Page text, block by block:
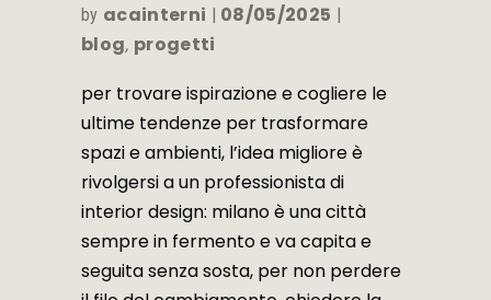
by acainterni
08/05/2025
blog, progetti
per trovare ispirazione e cogliere le
ultime tendenze per trasformare
spazi e ambienti, l’idea migliore è
rivolgersi a un professionista di
interior design: milano è una città
sempre in fermento e va capita e
seguita senza sosta, per non perdere